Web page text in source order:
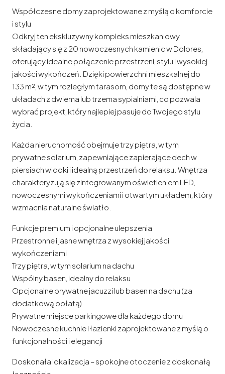
Współczesne domy zaprojektowane z myślą o komforcie
i stylu
Odkryj ten ekskluzywny kompleks mieszkaniowy
składający się z 20 nowoczesnych kamienic w Dolores,
oferujący idealne połączenie przestrzeni, stylu i wysokiej
jakości wykończeń. Dzięki powierzchni mieszkalnej do
133 m², w tym rozległym tarasom, domy te są dostępne w
układach z dwiema lub trzema sypialniami, co pozwala
wybrać projekt, który najlepiej pasuje do Twojego stylu
życia.
Każda nieruchomość obejmuje trzy piętra, w tym
prywatne solarium, zapewniające zapierające dech w
piersiach widoki i idealną przestrzeń do relaksu. Wnętrza
charakteryzują się zintegrowanym oświetleniem LED,
nowoczesnymi wykończeniami i otwartym układem, który
wzmacnia naturalne światło.
Funkcje premium i opcjonalne ulepszenia
Przestronne i jasne wnętrza z wysokiej jakości
wykończeniami
Trzy piętra, w tym solarium na dachu
Wspólny basen, idealny do relaksu
Opcjonalne prywatne jacuzzi lub basen na dachu (za
dodatkową opłatą)
Prywatne miejsce parkingowe dla każdego domu
Nowoczesne kuchnie i łazienki zaprojektowane z myślą o
funkcjonalności i elegancji
Doskonała lokalizacja – spokojne otoczenie z doskonałą